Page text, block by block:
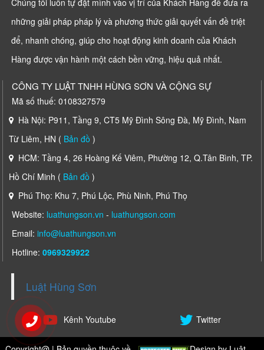
Chúng tôi luôn tự đặt mình vào vị trí của Khách Hàng để đưa ra
những giải pháp pháp lý và phương thức giải quyết vấn đề triệt
để, nhanh chóng, giúp cho hoạt động kinh doanh của Khách
Hàng được vận hành một cách bền vững, hiệu quả nhất.
CÔNG TY LUẬT TNHH HÙNG SƠN VÀ CỘNG SỰ
Mã số thuế: 0108327579
Hà Nội: P911, Tầng 9, CT5 Mỹ Đình Sông Đà, Mỹ Đình, Nam
Từ Liêm, HN ( Bản đồ )
HCM: Tầng 4, 26 Hoàng Kế Viêm, Phường 12, Q.Tân Bình, TP.
Hồ Chí Minh ( Bản đồ )
Phú Thọ: Khu 7, Phú Lộc, Phù Ninh, Phú Thọ
Website: luathungson.vn - luathungson.com
Email:info@luathungson.vn
Hotline:0969329922
Luật Hùng Sơn
Kênh Youtube Twitter